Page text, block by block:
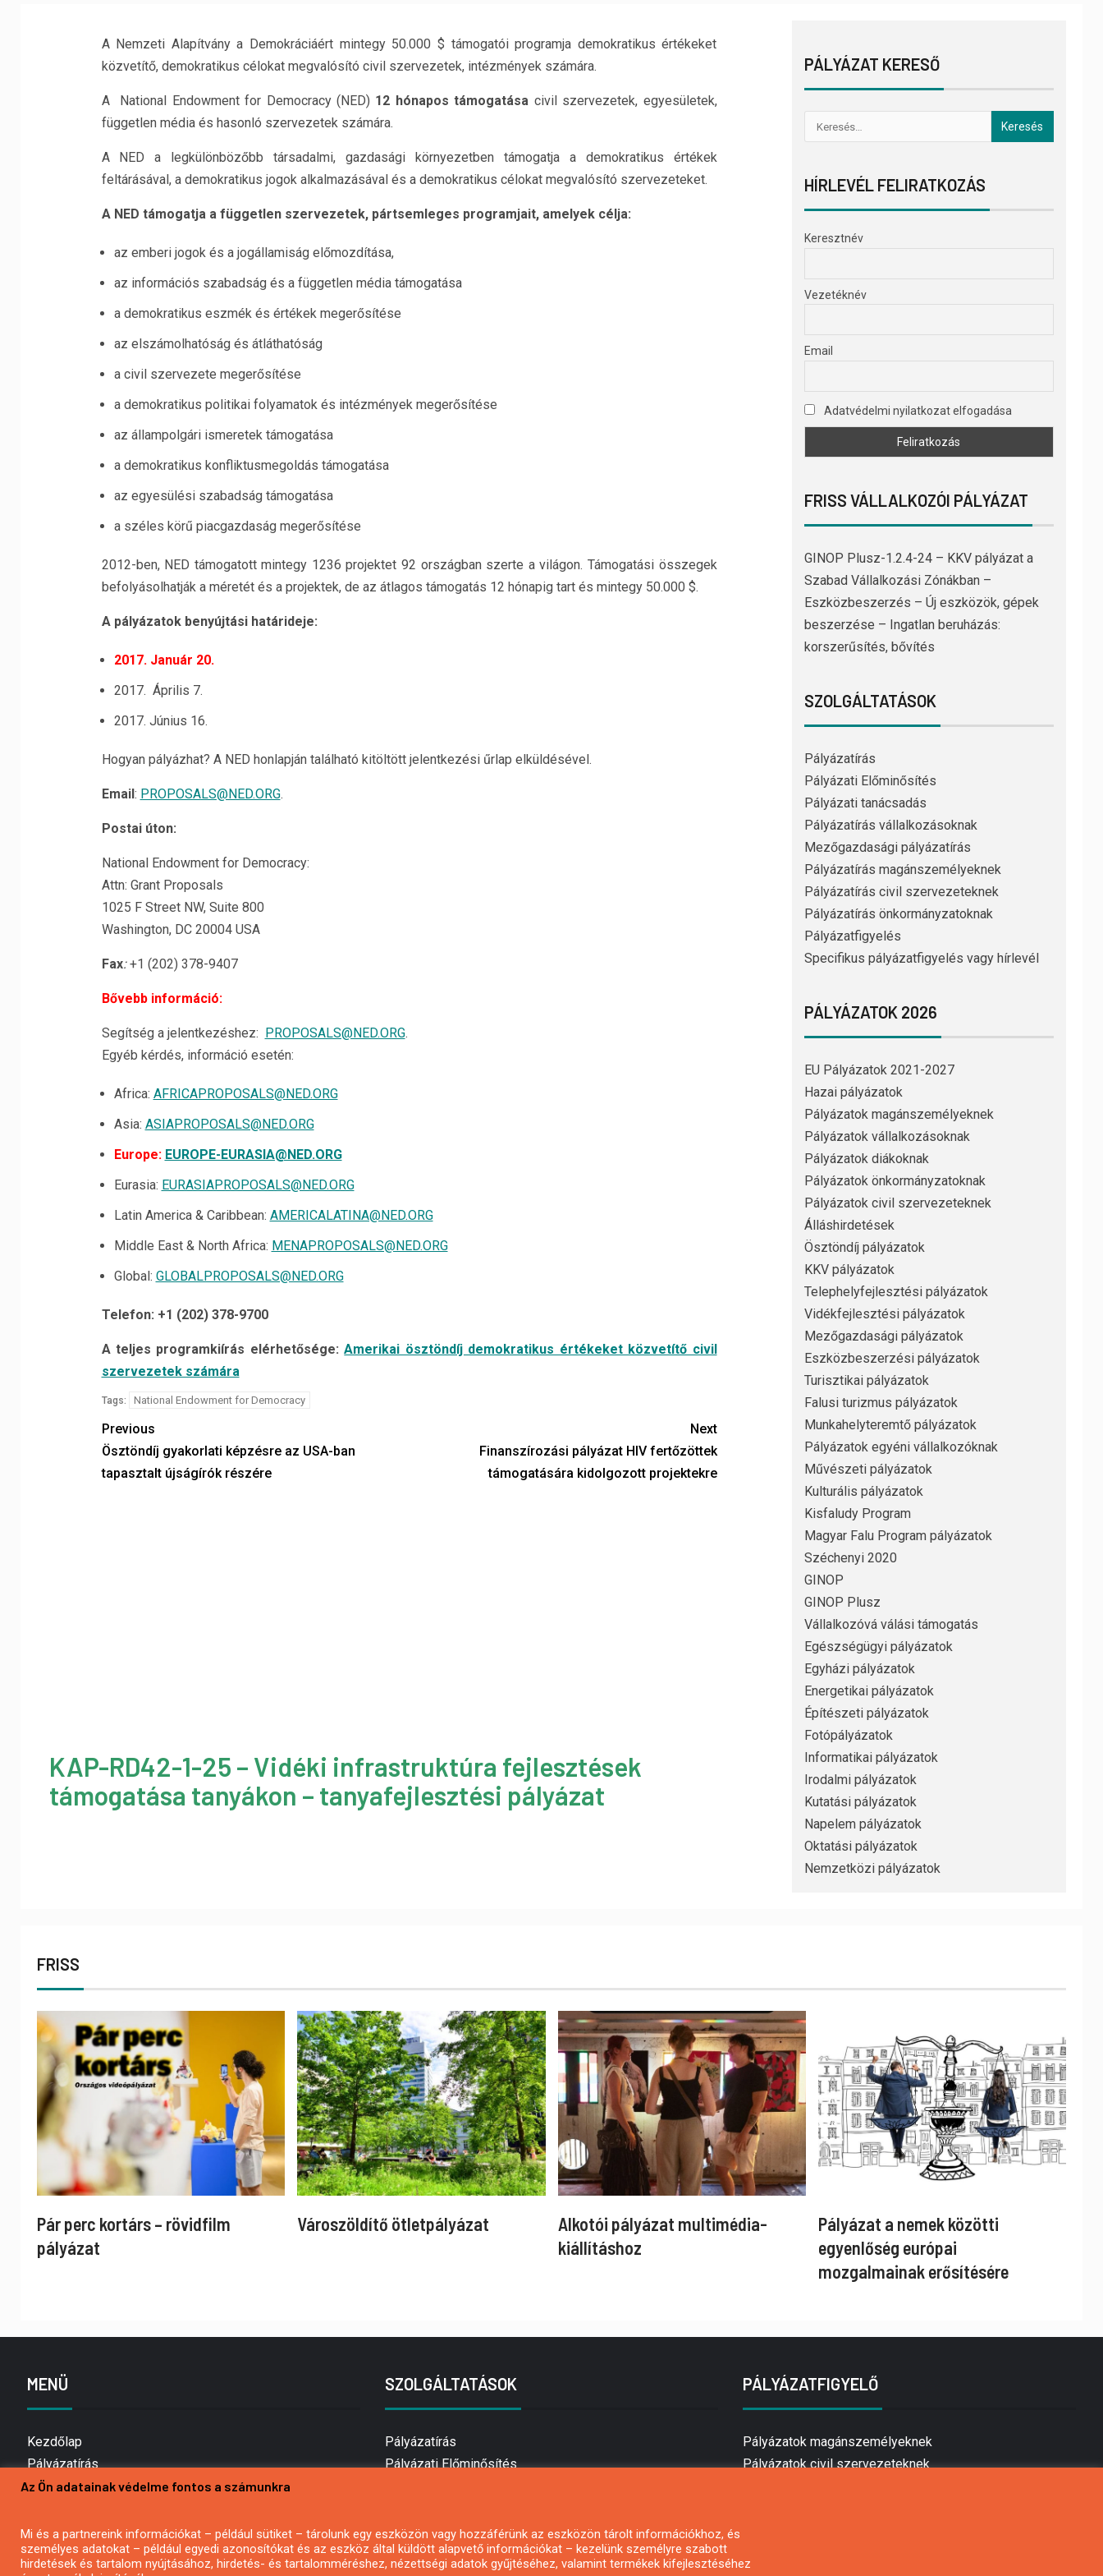
A Nemzeti Alapítvány a Demokráciáért mintegy 50.000 $ támogatói programja demokratikus értékeket
közvetítő, demokratikus célokat megvalósító civil szervezetek, intézmények számára.
A National Endowment for Democracy (NED) 12 hónapos támogatása civil szervezetek, egyesületek,
független média és hasonló szervezetek számára.
A NED a legkülönbözőbb társadalmi, gazdasági környezetben támogatja a demokratikus értékek
feltárásával, a demokratikus jogok alkalmazásával és a demokratikus célokat megvalósító szervezeteket.
A NED támogatja a független szervezetek, pártsemleges programjait, amelyek célja:
az emberi jogok és a jogállamiság előmozdítása,
az információs szabadság és a független média támogatása
a demokratikus eszmék és értékek megerősítése
az elszámolhatóság és átláthatóság
a civil szervezete megerősítése
a demokratikus politikai folyamatok és intézmények megerősítése
az állampolgári ismeretek támogatása
a demokratikus konfliktusmegoldás támogatása
az egyesülési szabadság támogatása
a széles körű piacgazdaság megerősítése
2012-ben, NED támogatott mintegy 1236 projektet 92 országban szerte a világon. Támogatási összegek
befolyásolhatják a méretét és a projektek, de az átlagos támogatás 12 hónapig tart és mintegy 50.000 $.
A pályázatok benyújtási határideje:
2017. Január 20.
2017. Április 7.
2017. Június 16.
Hogyan pályázhat? A NED honlapján található kitöltött jelentkezési űrlap elküldésével.
Email: PROPOSALS@NED.ORG.
Postai úton:
National Endowment for Democracy:
Attn: Grant Proposals
1025 F Street NW, Suite 800
Washington, DC 20004 USA
Fax:+1 (202) 378-9407
Bővebb információ:
Segítség a jelentkezéshez: PROPOSALS@NED.ORG.
Egyéb kérdés, információ esetén:
Africa: AFRICAPROPOSALS@NED.ORG
Asia: ASIAPROPOSALS@NED.ORG
Europe: EUROPE-EURASIA@NED.ORG
Eurasia: EURASIAPROPOSALS@NED.ORG
Latin America & Caribbean: AMERICALATINA@NED.ORG
Middle East & North Africa: MENAPROPOSALS@NED.ORG
Global: GLOBALPROPOSALS@NED.ORG
Telefon: +1 (202) 378-9700
A teljes programkiírás elérhetősége:Amerikai ösztöndíj demokratikus értékeket közvetítő civil
szervezetek számára
Tags: National Endowment for Democracy
Previous
Ösztöndíj gyakorlati képzésre az USA-ban
tapasztalt újságírók részére
Next
Finanszírozási pályázat HIV fertőzöttek
támogatására kidolgozott projektekre
KAP-RD42-1-25 – Vidéki infrastruktúra fejlesztések
támogatása tanyákon – tanyafejlesztési pályázat
PÁLYÁZAT KERESŐ
HÍRLEVÉL FELIRATKOZÁS
Keresztnév
Vezetéknév
Email
Adatvédelmi nyilatkozat elfogadása
FRISS VÁLLALKOZÓI PÁLYÁZAT
GINOP Plusz-1.2.4-24 – KKV pályázat a
Szabad Vállalkozási Zónákban –
Eszközbeszerzés – Új eszközök, gépek
beszerzése – Ingatlan beruházás:
korszerűsítés, bővítés
SZOLGÁLTATÁSOK
Pályázatírás
Pályázati Előminősítés
Pályázati tanácsadás
Pályázatírás vállalkozásoknak
Mezőgazdasági pályázatírás
Pályázatírás magánszemélyeknek
Pályázatírás civil szervezeteknek
Pályázatírás önkormányzatoknak
Pályázatfigyelés
Specifikus pályázatfigyelés vagy hírlevél
PÁLYÁZATOK 2026
EU Pályázatok 2021-2027
Hazai pályázatok
Pályázatok magánszemélyeknek
Pályázatok vállalkozásoknak
Pályázatok diákoknak
Pályázatok önkormányzatoknak
Pályázatok civil szervezeteknek
Álláshirdetések
Ösztöndíj pályázatok
KKV pályázatok
Telephelyfejlesztési pályázatok
Vidékfejlesztési pályázatok
Mezőgazdasági pályázatok
Eszközbeszerzési pályázatok
Turisztikai pályázatok
Falusi turizmus pályázatok
Munkahelyteremtő pályázatok
Pályázatok egyéni vállalkozóknak
Művészeti pályázatok
Kulturális pályázatok
Kisfaludy Program
Magyar Falu Program pályázatok
Széchenyi 2020
GINOP
GINOP Plusz
Vállalkozóvá válási támogatás
Egészségügyi pályázatok
Egyházi pályázatok
Energetikai pályázatok
Építészeti pályázatok
Fotópályázatok
Informatikai pályázatok
Irodalmi pályázatok
Kutatási pályázatok
Napelem pályázatok
Oktatási pályázatok
Nemzetközi pályázatok
FRISS
Pár perc kortárs – rövidfilm
pályázat
Városzöldítő ötletpályázat
Alkotói pályázat multimédia-
kiállításhoz
Pályázat a nemek közötti
egyenlőség európai
mozgalmainak erősítésére
MENÜ
Kezdőlap
Pályázatírás
Bemutatkozás
Hírlevél feliratkozás
Impresszum
SZOLGÁLTATÁSOK
Pályázatírás
Pályázati Előminősítés
Mezőgazdasági pályázatírás
Pályázatírás magánszemélyeknek
PÁLYÁZATFIGYELŐ
Pályázatok magánszemélyeknek
Pályázatok civil szervezeteknek
Az Ön adatainak védelme fontos a számunkra
Mi és a partnereink információkat – például sütiket – tárolunk egy eszközön vagy hozzáférünk az eszközön tárolt információkhoz, és
személyes adatokat – például egyedi azonosítókat és az eszköz által küldött alapvető információkat – kezelünk személyre szabott
hirdetések és tartalom nyújtásához, hirdetés- és tartalomméréshez, nézettségi adatok gyűjtéséhez, valamint termékek kifejlesztéséhez